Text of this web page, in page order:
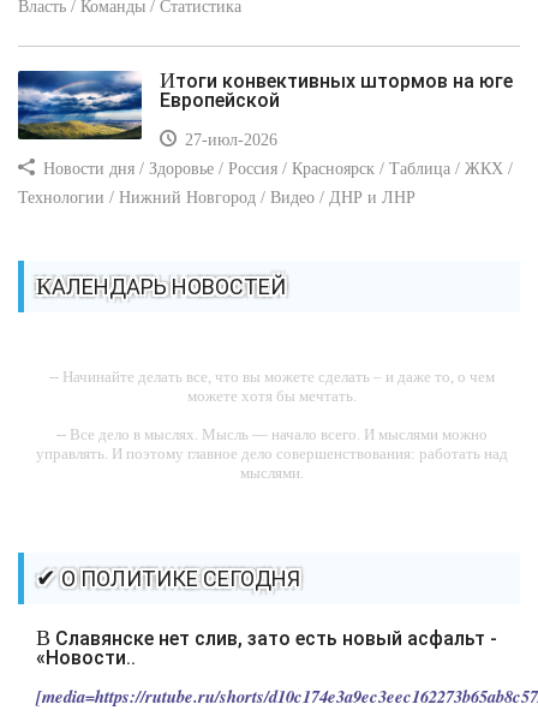
Власть / Команды / Статистика
Итоги конвективных штормов на юге
Европейской
27-июл-2026
Новости дня / Здоровье / Россия / Красноярск / Таблица / ЖКХ /
Технологии / Нижний Новгород / Видео / ДНР и ЛНР
КАЛЕНДАРЬ НОВОСТЕЙ
-- Начинайте делать все, что вы можете сделать – и даже то, о чем
можете хотя бы мечтать.
-- Все дело в мыслях. Мысль — начало всего. И мыслями можно
управлять. И поэтому главное дело совершенствования: работать над
мыслями.
-- Самое большое богатство — это ум. Самая большая нищета —
глупость. Из всех страхов самый пугающий — самолюбование.
-- Лучшее, что можно сделать с хорошим советом, это пропустить его
мимо ушей. Он никогда не бывает полезен никому, кроме того, кто его
-- Люблю давать советы и очень не люблю, когда их дают мне.
✔ О ПОЛИТИКЕ СЕГОДНЯ
В Славянске нет слив, зато есть новый асфальт -
«Новости..
[media=https://rutube.ru/shorts/